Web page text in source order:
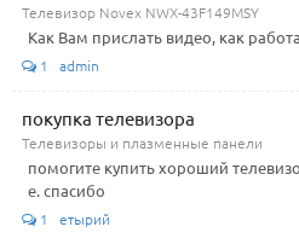
Телевизор Novex NWX-43F149MSY
Как Вам прислать видео, как
1 admin
покупка телевизора
Телевизоры и плазменные панели
помогите купить хороший
е. спасибо
1 етырий